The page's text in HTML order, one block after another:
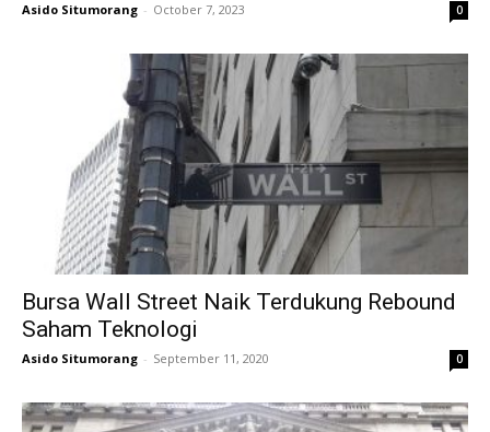
Asido Situmorang - October 7, 2023 0
Bursa Wall Street Naik Terdukung Rebound
Saham Teknologi
Asido Situmorang - September 11, 2020 0